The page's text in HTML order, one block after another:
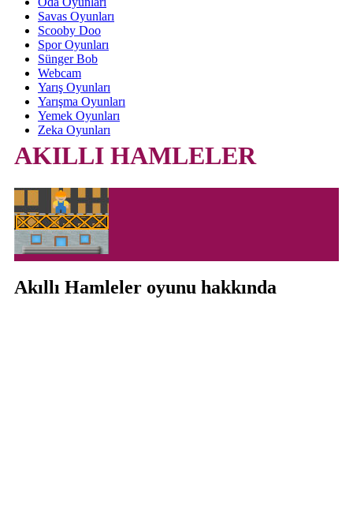
Savas Oyunları
Scooby Doo
Spor Oyunları
Sünger Bob
Webcam
Yarış Oyunları
Yarışma Oyunları
Yemek Oyunları
Zeka Oyunları
AKILLI HAMLELER
Akıllı Hamleler oyunu hakkında